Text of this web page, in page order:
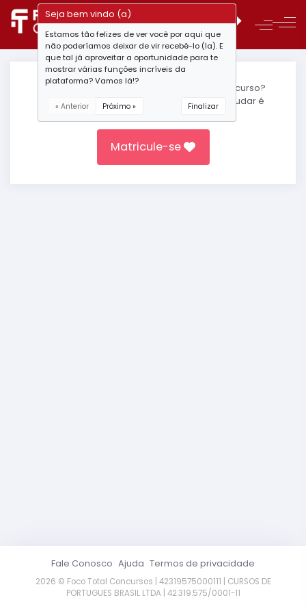
Você ainda não está matrículado(a) neste curso?
Não deixe seu sonho escapar, a hora de mudar é
Matricule-se
2026 © Foco Total Concursos | 42319575000111 | CURSOS DE
PORTUGUES BRASIL LTDA | 42.319.575/0001-11
Fale Conosco Ajuda Termos de privacidade
Seja bem vindo (a)
Estamos tão felizes de ver você por aqui que
não poderíamos deixar de vir recebê-lo (la). E
que tal já aproveitar a oportunidade para te
mostrar várias funções incríveis da
plataforma? Vamos lá!?
« Anterior Próximo » Finalizar